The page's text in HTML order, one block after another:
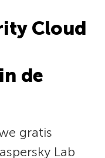
Cloud
de
gratis
Lab